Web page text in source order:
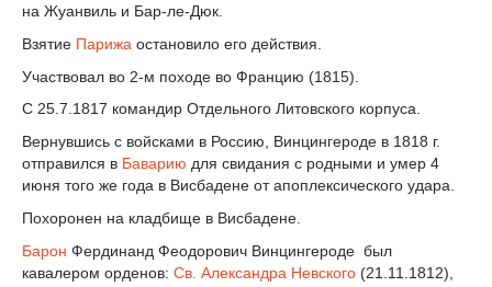
на Жуанвиль и Бар-ле-Дюк.
Взятие Парижа остановило его действия.
Участвовал во 2-м походе во Францию (1815).
С 25.7.1817 командир Отдельного Литовского корпуса.
Вернувшись с войсками в Россию, Винцингероде в 1818 г.
отправился в Баварию для свидания с родными и умер 4
июня того же года в Висбадене от апоплексического удара.
Похоронен на кладбище в Висбадене.
Барон Фердинанд Феодорович Винцингероде был
кавалером орденов: Св. Александра Невского (21.11.1812),